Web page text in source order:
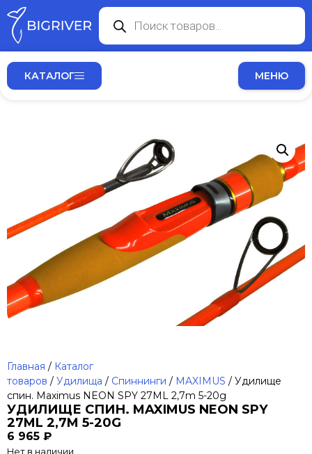
КАТАЛОГ МЕНЮ
Главная / Каталог
товаров / Удилища / Спиннинги / MAXIMUS / Удилище
спин. Maximus NEON SPY 27ML 2,7m 5-20g
УДИЛИЩЕ СПИН. MAXIMUS NEON SPY
27ML 2,7M 5-20G
6 965 ₽
Нет в наличии